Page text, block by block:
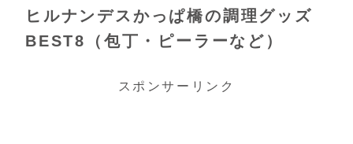
ヒルナンデスかっぱ橋の調理グッズ
BEST8（包丁・ピーラーなど）
スポンサーリンク